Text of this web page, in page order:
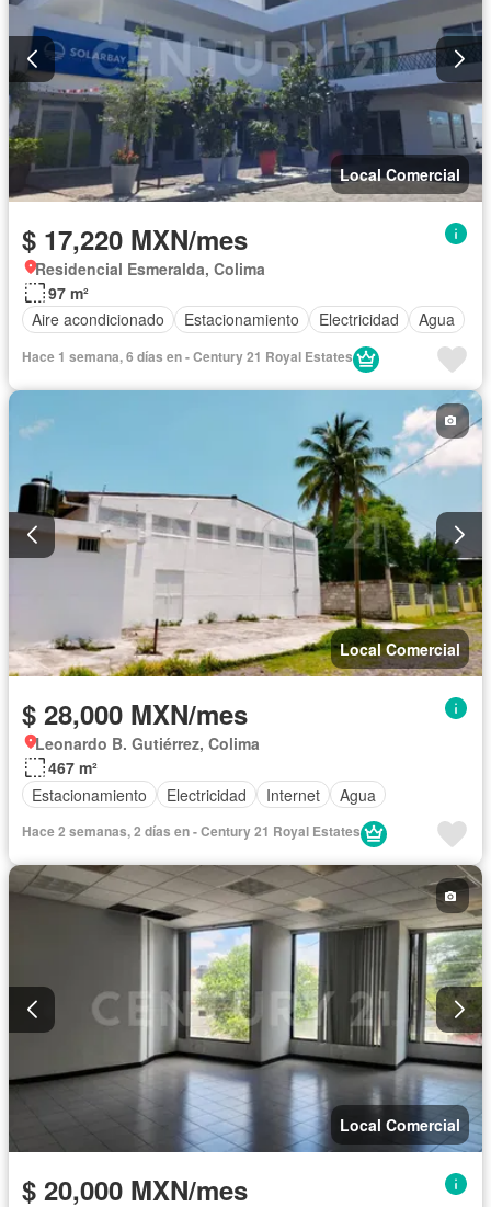
Local Comercial
$ 17,220 MXN/mes
Residencial Esmeralda, Colima
97 m²
Aire acondicionado
Estacionamiento Electricidad Agua
Hace 1 semana, 6 días en - Century 21 Royal Estates
Local Comercial
$ 28,000 MXN/mes
Leonardo B. Gutiérrez, Colima
467 m²
Estacionamiento
Electricidad Internet Agua
Hace 2 semanas, 2 días en - Century 21 Royal Estates
Local Comercial
$ 20,000 MXN/mes